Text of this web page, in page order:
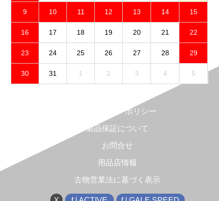
9 10 11 12 13 14 15
16 17 18 19 20 21 22
23 24 25 26 27 28 29
30 31 1 2 3 4 5
プライバシーポリシー
製品保証について
お問合せ
用品店情報
古物営業法に基づく表示